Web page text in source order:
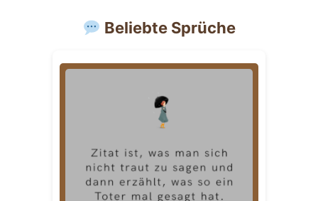
Beliebte Sprüche